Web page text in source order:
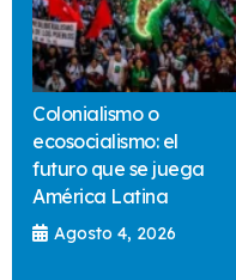
Colonialismo o
ecosocialismo: el
futuro que se juega
América Latina
Agosto 4, 2026